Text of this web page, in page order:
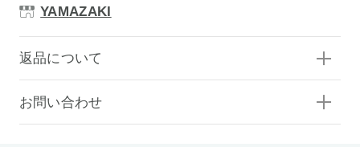
YAMAZAKI
返品について
お問い合わせ